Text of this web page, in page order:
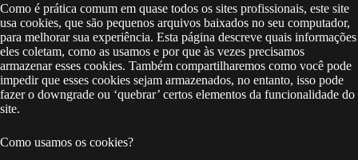
Como é prática comum em quase todos os sites profissionais, este site
usa cookies, que são pequenos arquivos baixados no seu computador,
para melhorar sua experiência. Esta página descreve quais informações
eles coletam, como as usamos e por que às vezes precisamos
armazenar esses cookies. Também compartilharemos como você pode
impedir que esses cookies sejam armazenados, no entanto, isso pode
fazer o downgrade ou ‘quebrar’ certos elementos da funcionalidade do
site.
Como usamos os cookies?